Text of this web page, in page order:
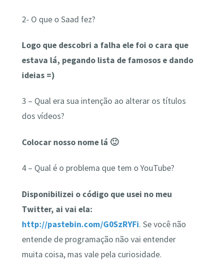
2- O que o Saad fez?
Logo que descobri a falha ele foi o cara que
estava lá, pegando lista de famosos e dando
ideias =)
3 – Qual era sua intenção ao alterar os títulos
dos vídeos?
Colocar nosso nome lá 🙂
4 – Qual é o problema que tem o YouTube?
Disponibilizei o código que usei no meu
Twitter, ai vai ela:
http://pastebin.com/G0SzRYFi. Se você não
entende de programação não vai entender
muita coisa, mas vale pela curiosidade.